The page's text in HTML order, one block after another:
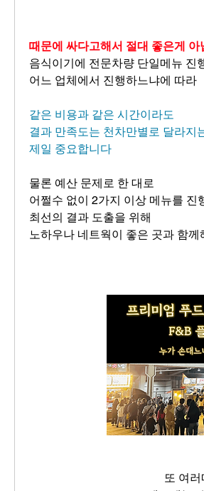
때문에 싸다고해서 절대 좋은게 아
음식이기에 전문차량 단일메뉴 진
어느 업체에서 진행하느냐에 따라
같은 비용과 같은 시간이라도
결과 만족도는 천차만별로 달라지
제일 중요합니다
물론 예산 문제로 한 대로
어쩔수 없이 2가지 이상 메뉴를 진
최선의 결과 도출을 위해
노하우나 네트웍이 좋은 곳과 함
또 여